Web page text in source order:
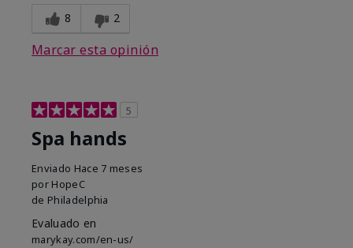
8 2
Marcar esta opinión
5
Spa hands
Enviado Hace 7 meses
por HopeC
de Philadelphia
Evaluado en
marykay.com/en-us/